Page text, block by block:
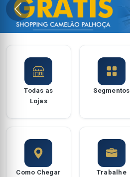
Todas as
Lojas
Segmentos
Como Chegar
Trabalhe